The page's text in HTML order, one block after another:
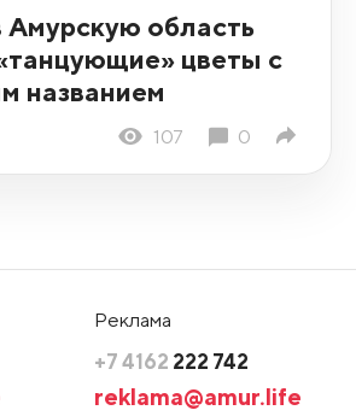
Амурскую область
цветы с
названием
107 0
Реклама
+7 4162 222 742
reklama@amur.life